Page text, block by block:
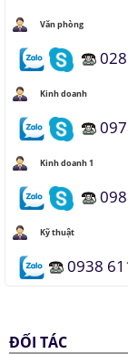
Văn phòng
Kinh doanh
Kinh doanh 1
Kỹ thuật
0938
ĐỐI TÁC